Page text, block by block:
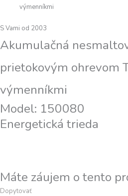
výmenníkmi
S Vami od 2003
Akumulačná
prietokovým ohrevom
výmenníkmi
Model: 150080
Energetická trieda
Máte záujem o tento
Dopytovať